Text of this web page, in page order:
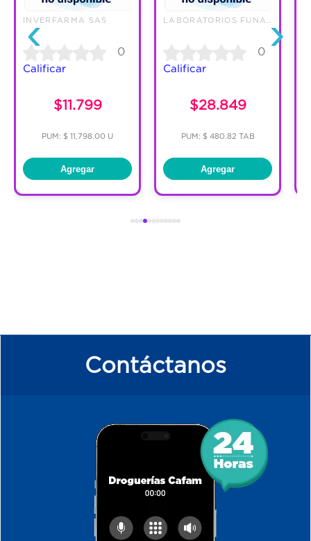
‹
INVERFARMA SAS
0
Calificar
$11.799
PUM: $ 11,798.00 U
Agregar
LABORATORIOS FUNAT SAS
0
Calificar
$28.849
PUM: $ 480.82 TAB
Agregar
›
Contáctanos